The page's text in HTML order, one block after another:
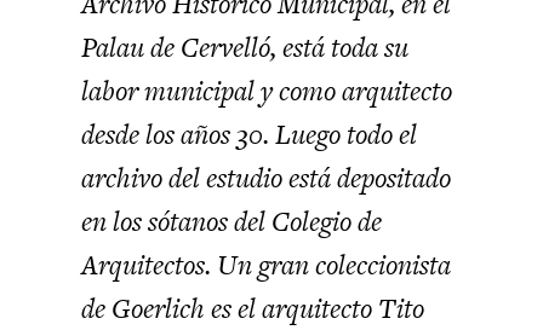
Palau de Cervelló, está toda su
labor municipal y como arquitecto
desde los años 30. Luego todo el
archivo del estudio está depositado
en los sótanos del Colegio de
Arquitectos. Un gran coleccionista
de Goerlich es el arquitecto Tito